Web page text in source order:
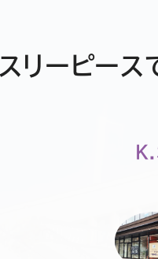
スリーピース